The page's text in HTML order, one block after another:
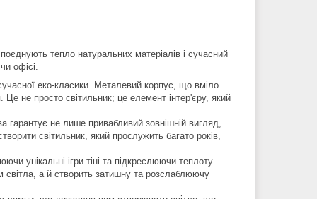
тепло натуральних матеріалів і сучасний
офісі.
еко-класики. Металевий корпус, що вміло
не просто світильник; це елемент інтер'єру, який
гарантує не лише привабливий зовнішній вигляд,
світильник, який прослужить багато років,
унікальні ігри тіні та підкреслюючи теплоту
світла, а й створить затишну та розслаблюючу